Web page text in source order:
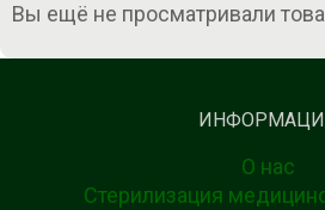
Вы ещё не просматривали
О нас
Стерилизация